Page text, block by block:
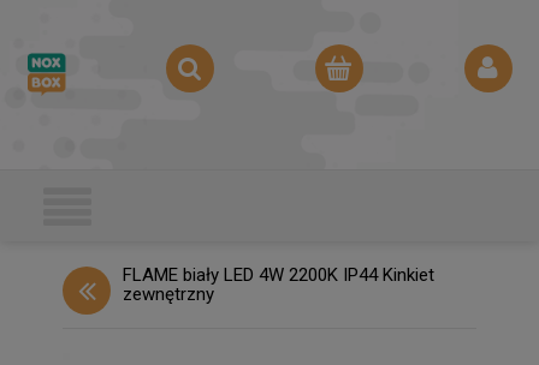
FLAME biały LED 4W 2200K IP44 Kinkiet
zewnętrzny